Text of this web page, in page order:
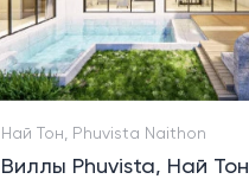
Най Тон, Phuvista Naithon
Виллы Phuvista, Най Тон